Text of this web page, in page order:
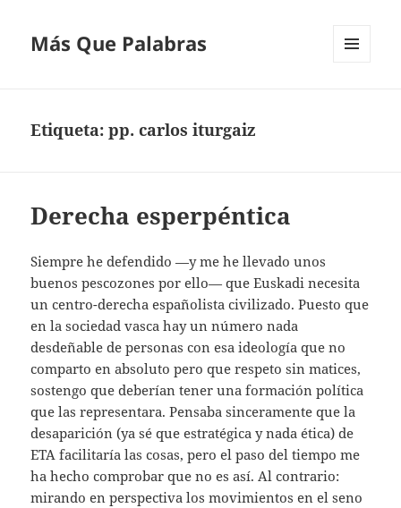
Más Que Palabras
Etiqueta:pp. carlos iturgaiz
Derecha esperpéntica
Siempre he defendido —y me he llevado unos
buenos pescozones por ello— que Euskadi necesita
un centro-derecha españolista civilizado. Puesto que
en la sociedad vasca hay un número nada
desdeñable de personas con esa ideología que no
comparto en absoluto pero que respeto sin matices,
sostengo que deberían tener una formación política
que las representara. Pensaba sinceramente que la
desaparición (ya sé que estratégica y nada ética) de
ETA facilitaría las cosas, pero el paso del tiempo me
ha hecho comprobar que no es así. Al contrario:
mirando en perspectiva los movimientos en el seno